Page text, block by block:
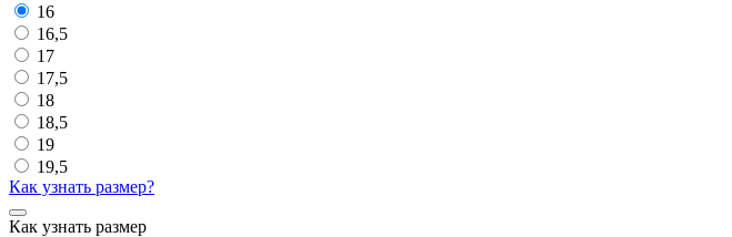
16
16,5
17
17,5
18
18,5
19
19,5
Как узнать размер?
Как узнать размер